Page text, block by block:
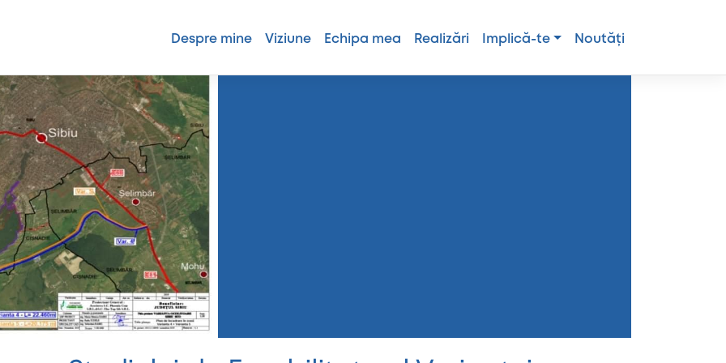
Despre mine Viziune Echipa mea Realizări Implică-te Noutăți